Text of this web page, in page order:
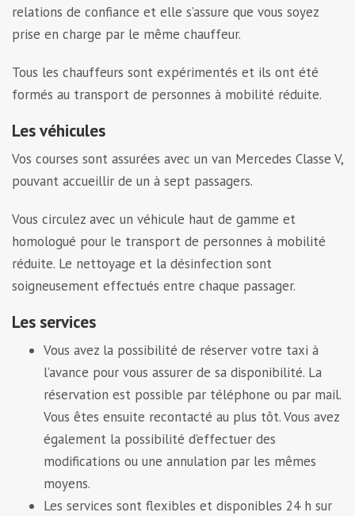
relations de confiance et elle s’assure que vous soyez
prise en charge par le même chauffeur.
Tous les chauffeurs sont expérimentés et ils ont été
formés au transport de personnes à mobilité réduite.
Les véhicules
Vos courses sont assurées avec un van Mercedes Classe V,
pouvant accueillir de un à sept passagers.
Vous circulez avec un véhicule haut de gamme et
homologué pour le transport de personnes à mobilité
réduite. Le nettoyage et la désinfection sont
soigneusement effectués entre chaque passager.
Les services
Vous avez la possibilité de réserver votre taxi à
l’avance pour vous assurer de sa disponibilité. La
réservation est possible par téléphone ou par mail.
Vous êtes ensuite recontacté au plus tôt. Vous avez
également la possibilité d’effectuer des
modifications ou une annulation par les mêmes
moyens.
Les services sont flexibles et disponibles 24 h sur